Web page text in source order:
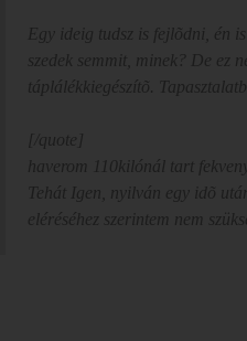
Egy ideig tudsz is fejlõdni, én
szedek semmit, minek? De ez
táplálékkiegészítõ.
[/quote]
haverom 110kilónál tart
Tehát Igen, nyilván egy idõ
eléréséhez szerintem nem